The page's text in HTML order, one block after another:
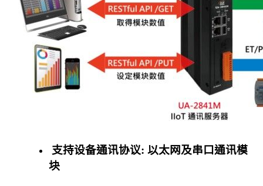
支持设备通讯协议: 以太网及串口通讯模
块